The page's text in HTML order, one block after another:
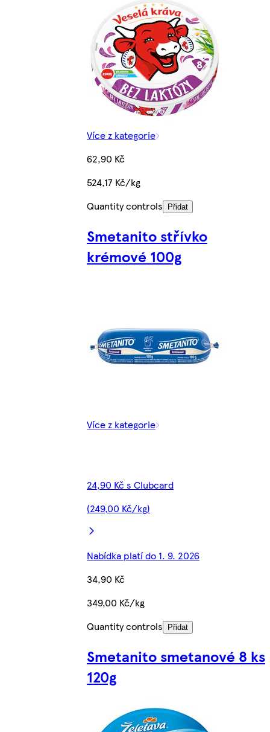
Více z kategorie
62,90 Kč
524,17 Kč/kg
Quantity controls
Přidat
Smetanito střívko
krémové 100g
Více z kategorie
24,90 Kč s Clubcard
(249,00 Kč/kg)
Nabídka platí do 1. 9. 2026
34,90 Kč
349,00 Kč/kg
Quantity controls
Přidat
Smetanito smetanové 8 ks
120g